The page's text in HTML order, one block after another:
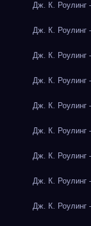
Дж. К. Роулинг
Дж. К. Роулинг
Дж. К. Роулинг
Дж. К. Роулинг
Дж. К. Роулинг
Дж. К. Роулинг
Дж. К. Роулинг
Дж. К. Роулинг
Дж. К. Роулинг